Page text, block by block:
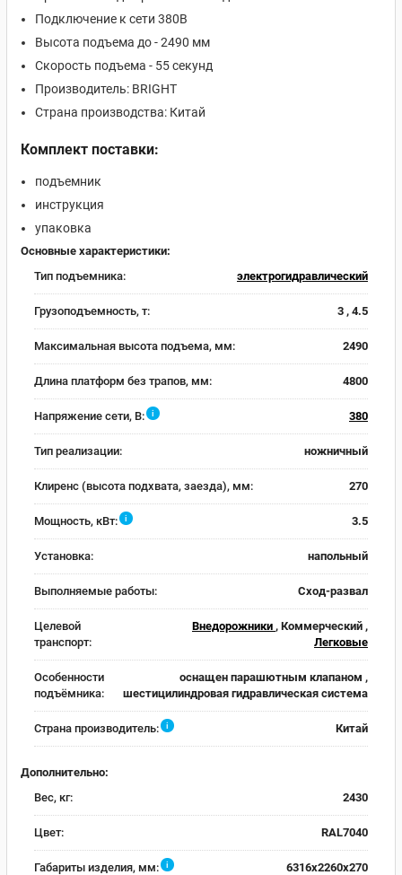
Подключение к сети 380В
Высота подъема до - 2490 мм
Скорость подъема - 55 секунд
Производитель: BRIGHT
Страна производства: Китай
Комплект поставки:
подъемник
инструкция
упаковка
Основные характеристики:
Тип подъемника:
электрогидравлический
Грузоподъемность, т: 3 , 4.5
Максимальная высота подъема, мм: 2490
Длина платформ без трапов, мм: 4800
Напряжение сети, В: i 380
Тип реализации: ножничный
Клиренс (высота подхвата, заезда), мм: 270
Мощность, кВт: i 3.5
Установка: напольный
Выполняемые работы: Сход-развал
Целевой
транспорт:
Внедорожники , Коммерческий ,
Легковые
Особенности
подъёмника:
оснащен парашютным клапаном ,
шестицилиндровая гидравлическая система
Страна производитель: i Китай
Дополнительно:
Вес, кг:
2430
Цвет: RAL7040
Габариты изделия, мм: i 6316х2260х270